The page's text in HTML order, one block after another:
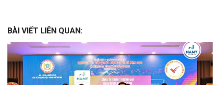
BÀI VIẾT LIÊN QUAN: